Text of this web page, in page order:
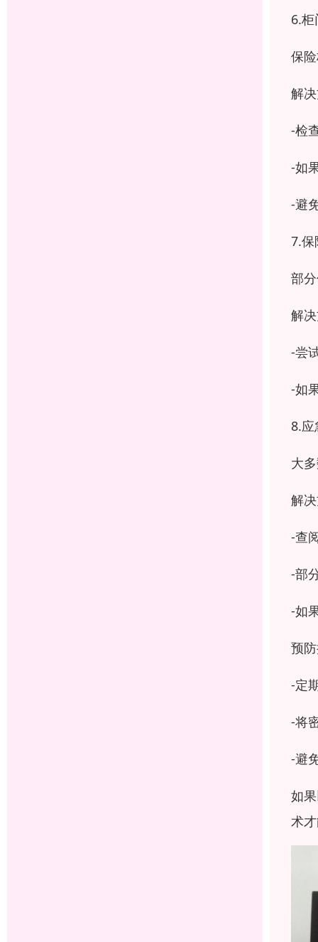
6.
保
解
-检
-如
-避
7.保
部
解
-尝
-如
8.
大
解
-查
-部
-如
预
-定
-将
-避
如
术